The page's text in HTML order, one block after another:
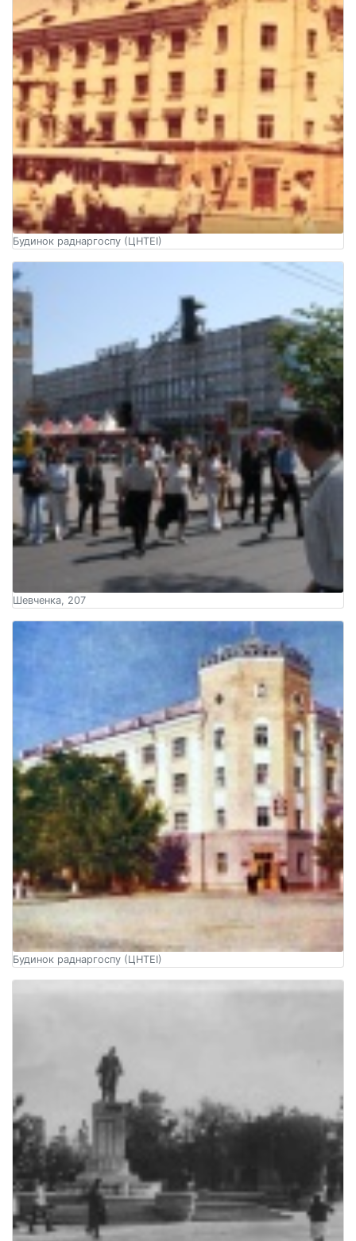
Будинок раднаргоспу (ЦНТЕІ)
Шевченка, 207
Будинок раднаргоспу (ЦНТЕІ)